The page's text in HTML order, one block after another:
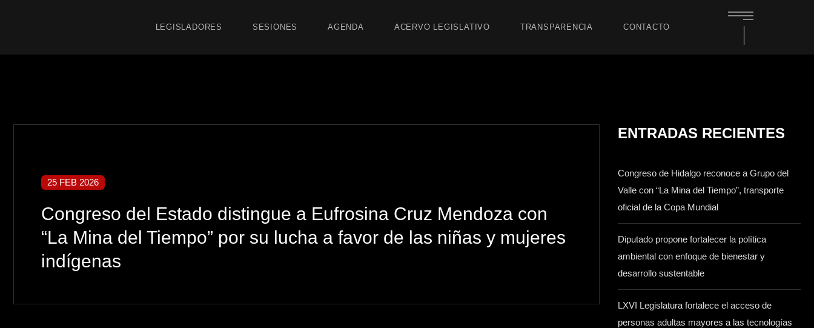
LEGISLADORES SESIONES AGENDA ACERVO LEGISLATIVO TRANSPARENCIA CONTACTO
25 FEB 2026
Congreso del Estado distingue a Eufrosina Cruz Mendoza con
“La Mina del Tiempo” por su lucha a favor de las niñas y mujeres
indígenas
ENTRADAS RECIENTES
Congreso de Hidalgo reconoce a Grupo del
Valle con “La Mina del Tiempo”, transporte
oficial de la Copa Mundial
Diputado propone fortalecer la política
ambiental con enfoque de bienestar y
desarrollo sustentable
LXVI Legislatura fortalece el acceso de
personas adultas mayores a las tecnologías